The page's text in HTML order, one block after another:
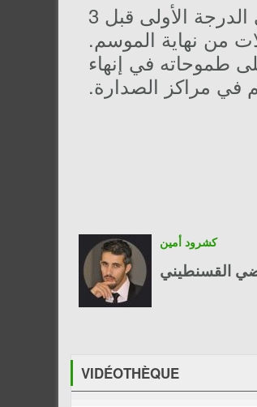
، وهو فوز حيوي يعزز آماله في البقاء في الدرجة الأولى قبل 3
من نهاية الموسم.
طموحاته في إنهاء
في مراكز الصدارة.
كشرود أمين
القسنطيني
VIDÉOTHÈQUE